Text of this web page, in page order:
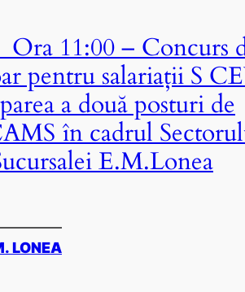
Ora 11:00 – Concurs
pentru salariații S
a două posturi de
în cadrul
E.M.Lonea
LONEA